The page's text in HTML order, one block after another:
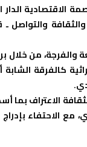
الاقتصادية
والتواصل ـ
والفرجة، من
كالفرقة الشابة
الاعتراف
الاحتفاء